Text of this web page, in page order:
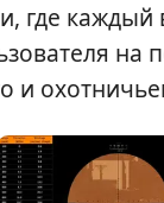
где
на
и